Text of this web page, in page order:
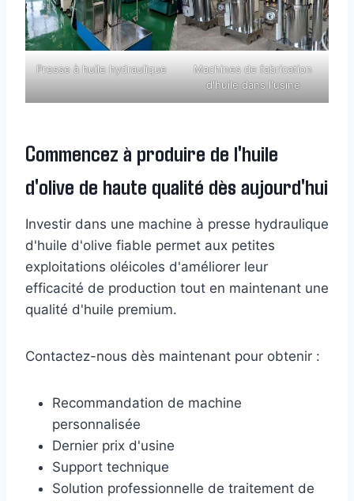
Presse à huile hydraulique
Machines de fabrication
d'huile dans l'usine
Commencez à produire de l'huile
d'olive de haute qualité dès aujourd'hui
Investir dans une machine à presse hydraulique
d'huile d'olive fiable permet aux petites
exploitations oléicoles d'améliorer leur
efficacité de production tout en maintenant une
qualité d'huile premium.
Contactez-nous dès maintenant pour obtenir :
Recommandation de machine
personnalisée
Dernier prix d'usine
Support technique
Solution professionnelle de traitement de